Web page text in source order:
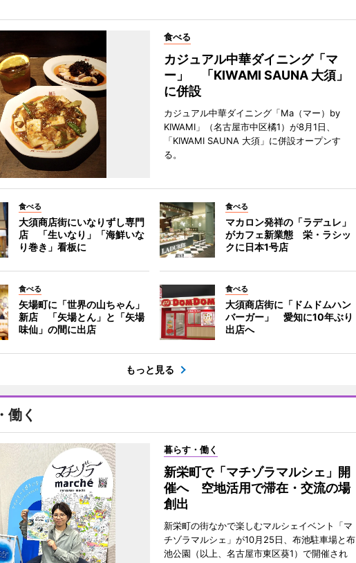
食べる
カジュアル中華ダイニング「マ
ー」 「KIWAMI SAUNA 大須」
に併設
カジュアル中華ダイニング「Ma（マー）by
KIWAMI」（名古屋市中区橘1）が8月1日、
「KIWAMI SAUNA 大須」に併設オープンす
る。
食べる
大須商店街にいなりずし専門
店 「生いなり」「海鮮いな
り巻き」看板に
食べる
マカロン発祥の「ラデュレ」
がカフェ新業態 栄・ラシッ
クに日本1号店
食べる
矢場町に「世界の山ちゃん」
新店 「矢場とん」と「矢場
味仙」の間に出店
食べる
大須商店街に「ドムドムハン
バーガー」 愛知に10年ぶり
出店へ
もっと見る
働く
暮らす・働く
新栄町で「マチゾラマルシェ」開
催へ 空地活用で滞在・交流の場
創出
新栄町の街なかで楽しむマルシェイベント「マ
チゾラマルシェ」が10月25日、布池駐車場と布
池公園（以上、名古屋市東区葵1）で開催され